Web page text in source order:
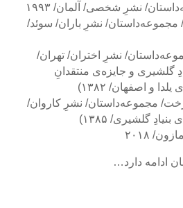
نشرِ شخصی/ آلمان/ ۱۹۹۳
نشرِ باران/ سوئد/
نشرِ اختران/ تهران/
گلشیری و جایزه‌ی منتقدانِ
و اصفهان/ ۱۳۸۲)
مجموعه‌داستان/ نشرِ کاروان/
۲۰۱۸
ادامه دارد…